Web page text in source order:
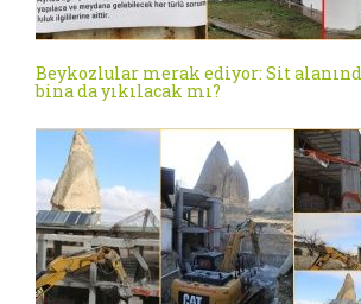
Beykozlular merak ediyor: Sit
bina da yıkılacak mı?